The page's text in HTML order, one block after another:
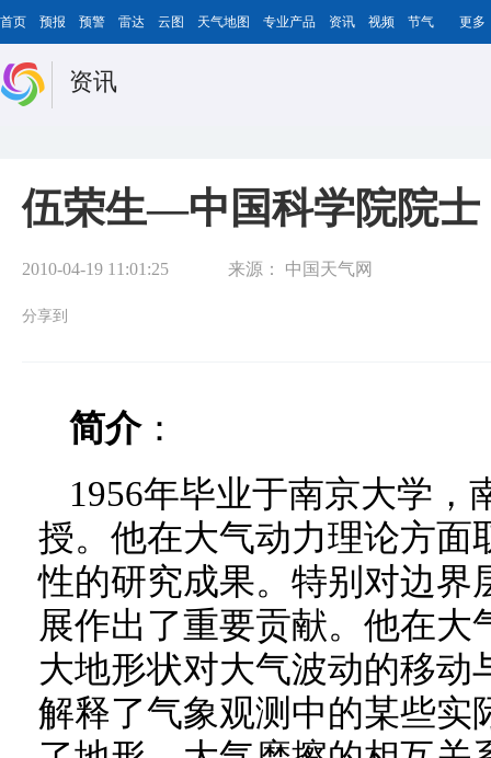
首页 预报 预警 雷达 云图 天气地图 专业产品 资讯 视频 节气 更多
资讯
伍荣生—中国科学院院士
2010-04-19 11:01:25 来源： 中国天气网
分享到
简介：
1956年毕业于南京大学，
授。他在大气动力理论方面
性的研究成果。特别对边界
展作出了重要贡献。他在
大地形状对大气波动的移动
解释了气象观测中的某些实